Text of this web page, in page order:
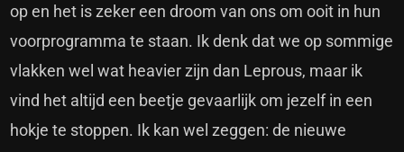
op en het is zeker een droom van ons om ooit in hun
voorprogramma te staan. Ik denk dat we op sommige
vlakken wel wat heavier zijn dan Leprous, maar ik
vind het altijd een beetje gevaarlijk om jezelf in een
hokje te stoppen. Ik kan wel zeggen: de nieuwe